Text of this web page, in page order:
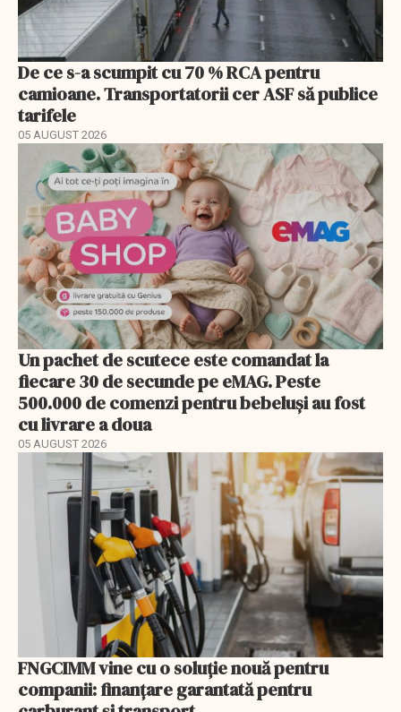
De ce s-a scumpit cu 70 % RCA pentru
camioane. Transportatorii cer ASF să publice
tarifele
05 AUGUST 2026
Un pachet de scutece este comandat la
fiecare 30 de secunde pe eMAG. Peste
500.000 de comenzi pentru bebeluși au fost
cu livrare a doua
05 AUGUST 2026
FNGCIMM vine cu o soluție nouă pentru
companii: finanțare garantată pentru